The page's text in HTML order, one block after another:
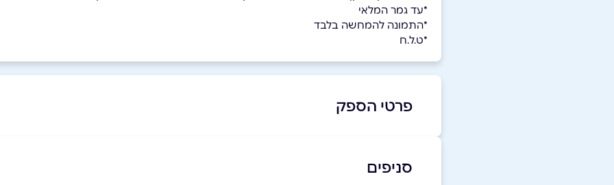
*עד גמר המלאי
*התמונה להמחשה בלבד
*ט.ל.ח
פרטי הספק
באתר
סניפים